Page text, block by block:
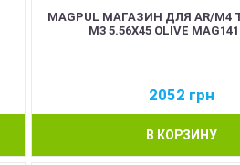
MAGPUL МАГАЗИН ДЛЯ AR/M4
M3 5.56X45 OLIVE
2052 грн
В КОРЗИНУ